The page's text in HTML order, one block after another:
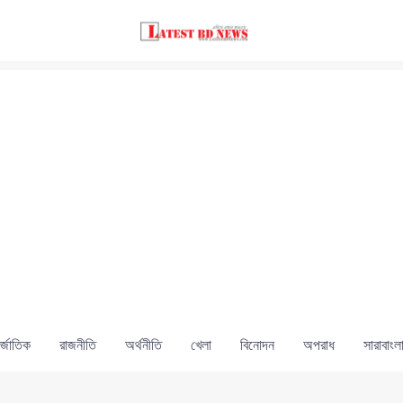
রাজনীতি অর্থনীতি খেলা বিনোদন অপরাধ সারাবাংলা